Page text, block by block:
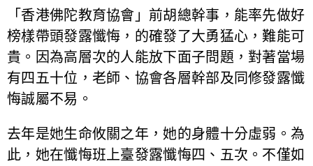
「香港佛陀教育協會」前胡總幹事，能率先做好
榜樣帶頭發露懺悔，的確發了大勇猛心，難能可
貴。因為高層次的人能放下面子問題，對著當場
有四五十位，老師、協會各層幹部及同修發露懺
悔誠屬不易。
去年是她生命攸關之年，她的身體十分虛弱。為
此，她在懺悔班上臺發露懺悔四、五次。不僅如